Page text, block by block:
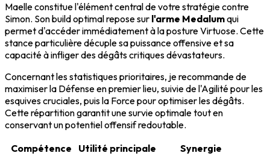
Maelle constitue l'élément central de votre stratégie contre
Simon. Son build optimal repose sur l'arme Medalumqui
permet d'accéder immédiatement à la posture Virtuose. Cette
stance particulière décuple sa puissance offensive et sa
capacité à infliger des dégâts critiques dévastateurs.
Concernant les statistiques prioritaires, je recommande de
maximiser la Défense en premier lieu, suivie de l'Agilité pour les
esquives cruciales, puis la Force pour optimiser les dégâts.
Cette répartition garantit une survie optimale tout en
conservant un potentiel offensif redoutable.
Compétence
Utilité principale
Synergie